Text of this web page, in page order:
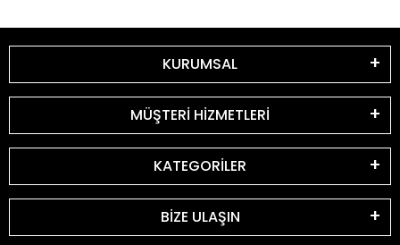
KURUMSAL
MÜŞTERİ HİZMETLERİ
KATEGORİLER
BİZE ULAŞIN